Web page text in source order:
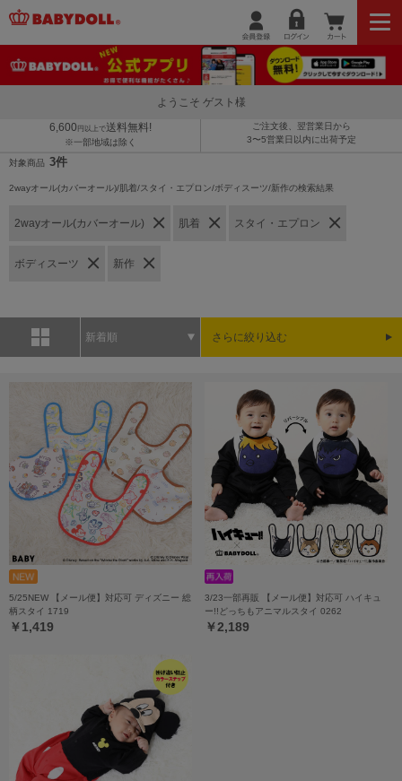
ようこそ ゲスト様
6,600 円以上で送料無料!
※一部地域は除く
ご注文後、翌営業日から
3〜5営業日以内に出荷予定
対象商品 3件
2wayオール(カバーオール)/肌着/スタイ・エプロン/ボディスーツ/新作の検索結果
2wayオール(カバーオール) 肌着 スタイ・エプロン
ボディスーツ 新作
新着順 さらに絞り込む
5/25NEW 【メール便】対応可 ディズニー 総
柄スタイ 1719
￥1,419
3/23一部再販 【メール便】対応可 ハイキュ
ー!!どっちもアニマルスタイ 0262
￥2,189